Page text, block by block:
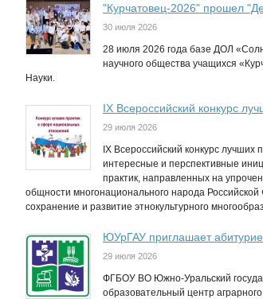
"Курчатовец-2026" прошел
30 июля 2026
28 июля 2026 года базе ДОЛ
научного общества учащихся
Науки.
IХ Всероссийский конкурс
29 июля 2026
IX Всероссийский конкурс
интересные и перспективные
практик, направленных на
общности многонационального народа
сохранение и развитие этнокультурного
ЮУрГАУ приглашает
29 июля 2026
ФГБОУ ВО Южно-Уральский
образовательный центр